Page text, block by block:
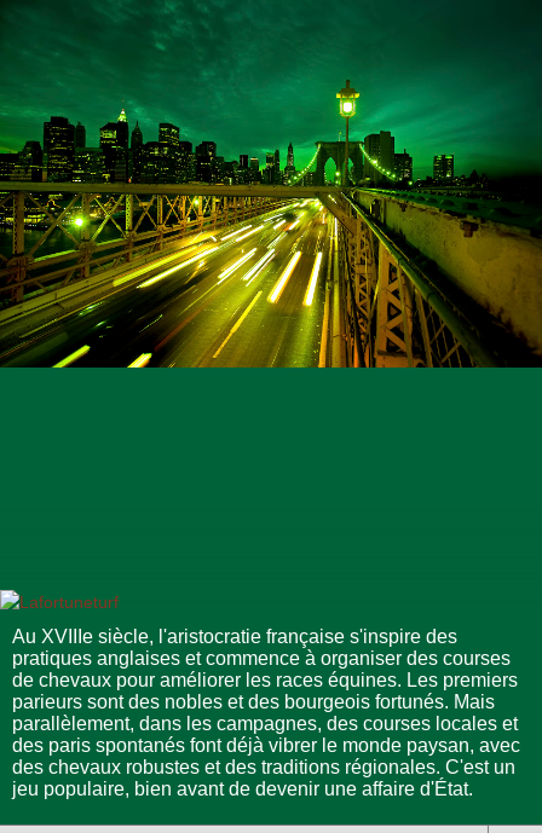
Au XVIIIe siècle, l'aristocratie française s'inspire des
pratiques anglaises et commence à organiser des courses
de chevaux pour améliorer les races équines. Les premiers
parieurs sont des nobles et des bourgeois fortunés. Mais
parallèlement, dans les campagnes, des courses locales et
des paris spontanés font déjà vibrer le monde paysan, avec
des chevaux robustes et des traditions régionales. C'est un
jeu populaire, bien avant de devenir une affaire d'État.